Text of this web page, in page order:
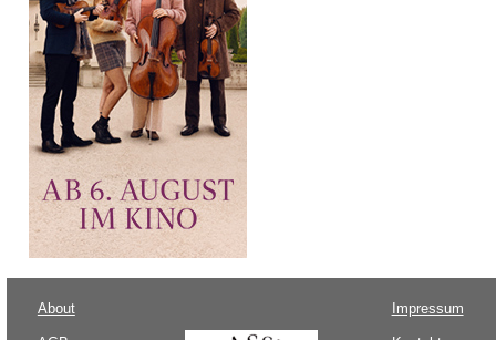
About Impressum